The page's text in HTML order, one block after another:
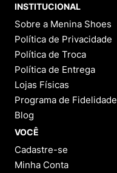
INSTITUCIONAL
Sobre a Menina Shoes
Política de Privacidade
Política de Troca
Política de Entrega
Lojas Físicas
Programa de Fidelidade
Blog
VOCÊ
Cadastre-se
Minha Conta